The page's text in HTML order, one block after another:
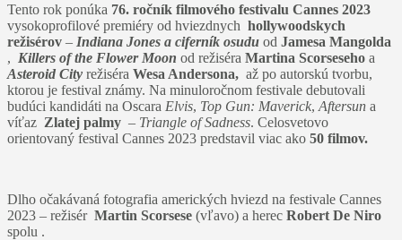
Tento rok ponúka 76. ročník filmového festivalu Cannes 2023
vysokoprofilové premiéry od hviezdnych hollywoodskych
režisérov – Indiana Jones a ciferník osudu od Jamesa Mangolda
, Killers of the Flower Moon od režiséra Martina Scorseseho a
Asteroid City režiséra Wesa Andersona, až po autorskú tvorbu,
ktorou je festival známy. Na minuloročnom festivale debutovali
budúci kandidáti na Oscara Elvis, Top Gun: Maverick, Aftersun a
víťaz Zlatej palmy – Triangle of Sadness. Celosvetovo
orientovaný festival Cannes 2023 predstavil viac ako 50 filmov.
Dlho očakávaná fotografia amerických hviezd na festivale Cannes
2023 – režisér Martin Scorsese (vľavo) a herec Robert De Niro
spolu .